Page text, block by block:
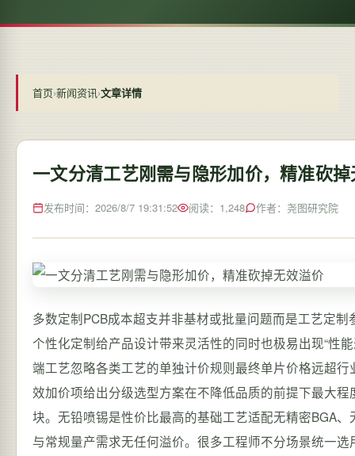
首页›新闻资讯›文章详情
一文分清工艺刚需与隐形加价，精准砍
发布时间：2026/8/7 19:31:52 阅读：1,248 作者：尧图研究院
多数定制PCB成本超支并非基材或批量问题而是工艺定
个性化定制给产品设计带来灵活性的同时也极易出现“性
端工艺忽略各类工艺的单独计价规则最终单片价格远超
效加价项给出分级选型方案在不降低品质的前提下最大
块。无铅喷锡是性价比最高的基础工艺适配无精密BGA
与常规量产需求无任何溢价。很多工程师不分场景统一